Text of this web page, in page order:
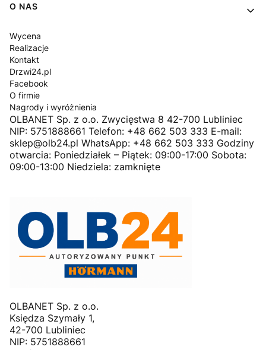
O NAS
Wycena
Realizacje
Kontakt
Drzwi24.pl
Facebook
O firmie
Nagrody i wyróżnienia
OLBANET Sp. z o.o. Zwycięstwa 8 42-700 Lubliniec
NIP: 5751888661 Telefon: +48 662 503 333 E-mail:
sklep@olb24.pl WhatsApp: +48 662 503 333 Godziny
otwarcia: Poniedziałek – Piątek: 09:00-17:00 Sobota:
09:00-13:00 Niedziela: zamknięte
OLBANET Sp. z o.o.
Księdza Szymały 1,
42-700 Lubliniec
NIP: 5751888661